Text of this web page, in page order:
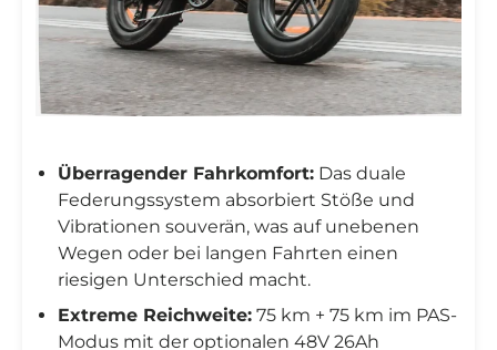
Überragender Fahrkomfort: Das duale
Federungssystem absorbiert Stöße und
Vibrationen souverän, was auf unebenen
Wegen oder bei langen Fahrten einen
riesigen Unterschied macht.
Extreme Reichweite: 75 km + 75 km im PAS-
Modus mit der optionalen 48V 26Ah